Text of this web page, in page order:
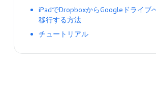
iPadでDropboxからGoogleドライブ
移行する方法
チュートリアル